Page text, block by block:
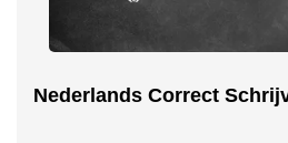
Nederlands Correct